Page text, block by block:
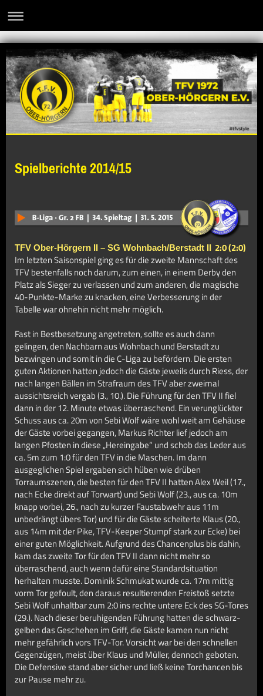
Spielberichte 2014/15
TFV Ober-Hörgern II – SG Wohnbach/Berstadt II 2:0 (2:0)
Im letzten Saisonspiel ging es für die zweite Mannschaft des
TFV bestenfalls noch darum, zum einen, in einem Derby den
Platz als Sieger zu verlassen und zum anderen, die magische
40-Punkte-Marke zu knacken, eine Verbesserung in der
Tabelle war ohnehin nicht mehr möglich.
Fast in Bestbesetzung angetreten, sollte es auch dann
gelingen, den Nachbarn aus Wohnbach und Berstadt zu
bezwingen und somit in die C-Liga zu befördern. Die ersten
guten Aktionen hatten jedoch die Gäste jeweils durch Riess, der
nach langen Bällen im Strafraum des TFV aber zweimal
aussichtsreich vergab (3., 10.). Die Führung für den TFV II fiel
dann in der 12. Minute etwas überraschend. Ein verunglückter
Schuss aus ca. 20m von Sebi Wolf wäre wohl weit am Gehäuse
der Gäste vorbei gegangen, Markus Richter lief jedoch am
langen Pfosten in diese „Hereingabe“ und schob das Leder aus
ca. 5m zum 1:0 für den TFV in die Maschen. Im dann
ausgeglichen Spiel ergaben sich hüben wie drüben
Torraumszenen, die besten für den TFV II hatten Alex Weil (17.,
nach Ecke direkt auf Torwart) und Sebi Wolf (23., aus ca. 10m
knapp vorbei, 26., nach zu kurzer Faustabwehr aus 11m
unbedrängt übers Tor) und für die Gäste scheiterte Klaus (20.,
aus 14m mit der Pike, TFV-Keeper Stumpf stark zur Ecke) bei
einer guten Möglichkeit. Aufgrund des Chancenplus bis dahin,
kam das zweite Tor für den TFV II dann nicht mehr so
überraschend, auch wenn dafür eine Standardsituation
herhalten musste. Dominik Schmukat wurde ca. 17m mittig
vorm Tor gefoult, den daraus resultierenden Freistoß setzte
Sebi Wolf unhaltbar zum 2:0 ins rechte untere Eck des SG-Tores
(29.). Nach dieser beruhigenden Führung hatten die schwarz-
gelben das Geschehen im Griff, die Gäste kamen nun nicht
mehr gefährlich vors TFV-Tor. Vorsicht war bei den schnellen
Gegenzügen, meist über Klaus und Müller, dennoch geboten.
Die Defensive stand aber sicher und ließ keine Torchancen bis
zur Pause mehr zu.